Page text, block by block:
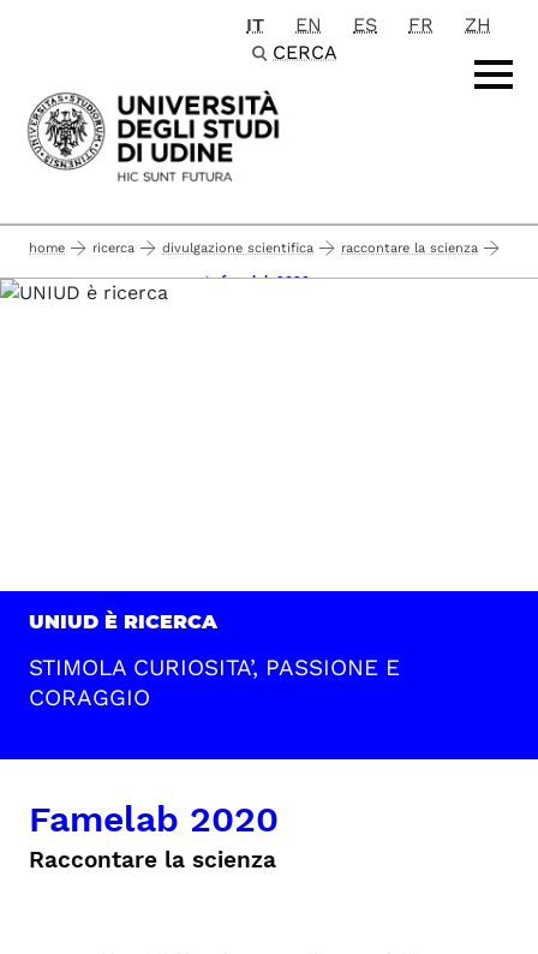
Passa al contenuto principale
IT EN ES FR
ZH
CERCA
home ricerca divulgazione scientifica raccontare la scienza
eventi a cui partecipiamo famelab 2020
UNIUD È RICERCA
STIMOLA CURIOSITA’, PASSIONE E
CORAGGIO
Famelab 2020
Raccontare la scienza